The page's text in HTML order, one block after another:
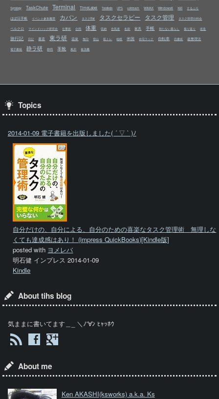
Synology TaskChute Terminal TimeLabel Toodledo UPS ustream WiMAX Windows8 X60 するぷろ
ほぼ日手帳 イベント参加履歴 カバン タスクBar タスクセラピー タスク管理 タスク管理分科会
ベルクロ マインドハック研究会 仕事術 企画 体重 収納 合気道 名刺 家具 手帳 持たない暮らし 振り返り 改造
旅行記 日記 書斎 東ラ研 温泉 無印 登山 筋トレ 箱根 米国 自宅ラック 自転車 読書術 超整理法
電子書籍 静ラ研 静岡 革靴 風邪 食洗機
Topics
2014-01-09 電子書籍を出版しました( ´ ▽ ` )ﾉ
自分だけの、自分による、自分のための喜楽なタスク管理術 無理しな
くても達成感はあり！ (impress QuickBooks)[Kindle版]
posted with ヨメレバ
明石健 インプレス 2014-01-09
Kindle
About tihs blog
気ままに書いてます＿_ ＼ﾉ'∀ﾝ ﾋｬｯﾎｳ
About me
Ken AKASHI(ksworks) a.k.a. Ks